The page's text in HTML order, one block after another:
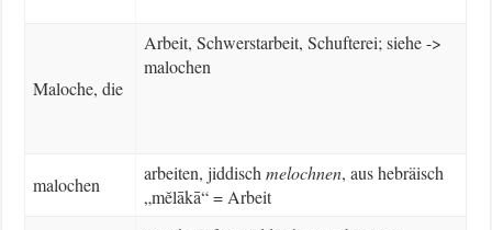
Maloche, die
Arbeit, Schwerstarbeit, Schufterei; siehe ->
malochen
malochen
arbeiten, jiddischmelochnen, aus hebräisch
„mĕlākā“ = Arbeit